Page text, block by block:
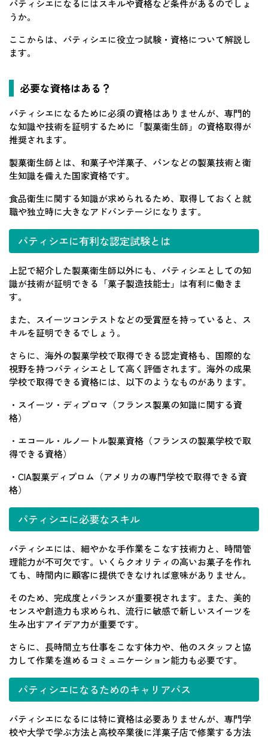
パティシエになるにはスキルや資格など条件があるのでしょ
うか。
ここからは、パティシエに役立つ試験・資格について解説し
ます。
必要な資格はある？
パティシエになるために必須の資格はありませんが、専門的
な知識や技術を証明するために「製菓衛生師」の資格取得が
推奨されます。
製菓衛生師とは、和菓子や洋菓子、パンなどの製菓技術と衛
生知識を備えた国家資格です。
食品衛生に関する知識が求められるため、取得しておくと就
職や独立時に大きなアドバンテージになります。
パティシエに有利な認定試験とは
上記で紹介した製菓衛生師以外にも、パティシエとしての知
識が技術が証明できる「菓子製造技能士」は有利に働きま
す。
また、スイーツコンテストなどの受賞歴を持っていると、ス
キルを証明できるでしょう。
さらに、海外の製菓学校で取得できる認定資格も、国際的な
視野を持つパティシエとして高く評価されます。海外の成果
学校で取得できる資格には、以下のようなものがあります。
・スイーツ・ディプロマ（フランス製菓の知識に関する資
格）
・エコール・ルノートル製菓資格（フランスの製菓学校で取
得できる資格）
・CIA製菓ディプロム（アメリカの専門学校で取得できる資
格）
パティシエに必要なスキル
パティシエには、細やかな手作業をこなす技術力と、時間管
理能力が不可欠です。いくらクオリティの高いお菓子を作れ
ても、時間内に顧客に提供できなければ意味がありません。
そのため、完成度とバランスが重要視されます。また、美的
センスや創造力も求められ、流行に敏感で新しいスイーツを
生み出すアイデア力が重要です。
さらに、長時間立ち仕事をこなす体力や、他のスタッフと協
力して作業を進めるコミュニケーション能力も必要です。
パティシエになるためのキャリアパス
パティシエになるには特に資格は必要ありませんが、専門学
校や大学で学ぶ方法と高校卒業後に洋菓子店で修業する方法